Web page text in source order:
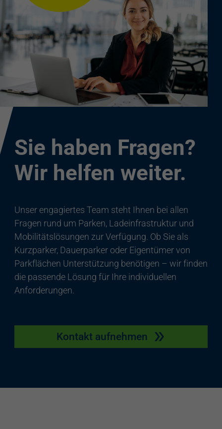
Sie haben Fragen?
Wir helfen weiter.
Unser engagiertes Team steht Ihnen bei allen
Fragen rund um Parken, Ladeinfrastruktur und
Mobilitätslösungen zur Verfügung. Ob Sie als
Kurzparker, Dauerparker oder Eigentümer von
Parkflächen Unterstützung benötigen – wir finden
die passende Lösung für Ihre individuellen
Anforderungen.
Kontakt aufnehmen